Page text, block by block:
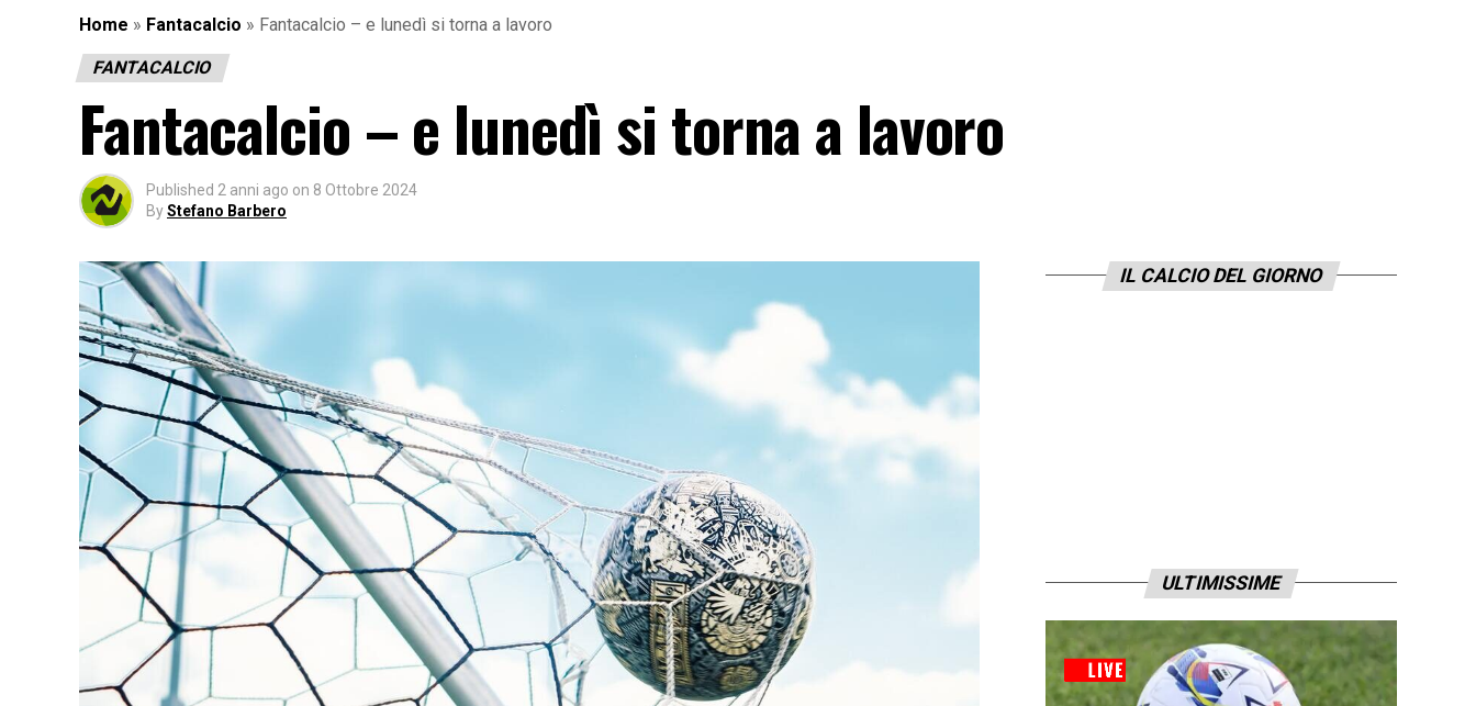
Home » Fantacalcio » Fantacalcio – e lunedì si torna a lavoro
FANTACALCIO
Fantacalcio – e lunedì si torna a lavoro
Published 2 anni ago on 8 Ottobre 2024
ByStefano Barbero
IL CALCIO DEL GIORNO
ULTIMISSIME